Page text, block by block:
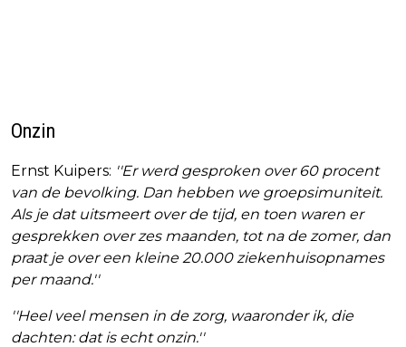
Onzin
Ernst Kuipers: ''Er werd gesproken over 60 procent
van de bevolking. Dan hebben we groepsimuniteit.
Als je dat uitsmeert over de tijd, en toen waren er
gesprekken over zes maanden, tot na de zomer, dan
praat je over een kleine 20.000 ziekenhuisopnames
per maand.''
''Heel veel mensen in de zorg, waaronder ik, die
dachten: dat is echt onzin.''